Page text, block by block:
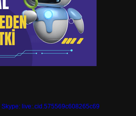
Skype: live:.cid.575569c608265c69